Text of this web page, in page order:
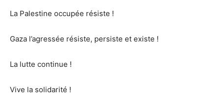
La Palestine occupée résiste !
Gaza l’agressée résiste, persiste et existe !
La lutte continue !
Vive la solidarité !